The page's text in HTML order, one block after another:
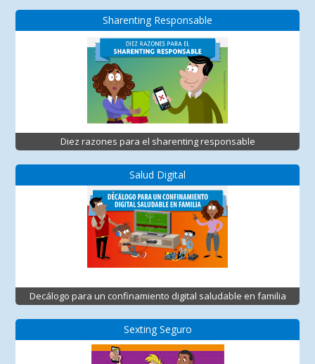
Sharenting Responsable
Diez razones para el sharenting responsable
Salud Digital
Decálogo para un confinamiento digital saludable en familia
Sexting Seguro